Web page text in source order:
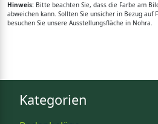
Hinweis: Bitte beachten Sie, dass die Farbe am
abweichen kann. Sollten Sie unsicher in Bezug auf
besuchen Sie unsere Ausstellungsfläche in Nohra.
Kategorien